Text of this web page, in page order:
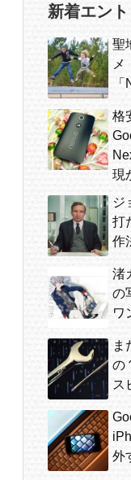
新着エン
聖
メ
格
現
ジ
打
作
渚
の
ワ
ま
の
ス
外